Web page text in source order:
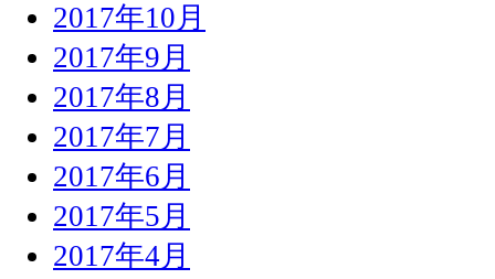
2017年10月
2017年9月
2017年8月
2017年7月
2017年6月
2017年5月
2017年4月